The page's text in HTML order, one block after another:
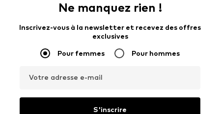
Ne manquez rien !
Inscrivez-vous à la newsletter et recevez des offres
exclusives
Pour femmes Pour hommes
Votre adresse e-mail
S'inscrire